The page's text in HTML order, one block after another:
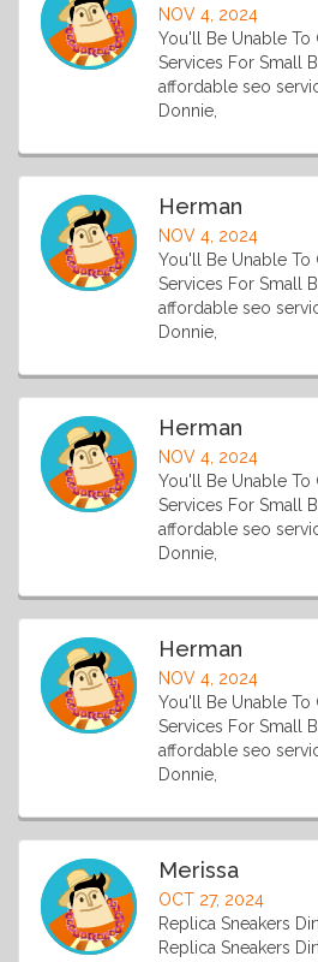
NOV 4, 2024
You'll Be Unable To
Services For Small
affordable seo
Donnie,
Herman
NOV 4, 2024
You'll Be Unable To
Services For Small
affordable seo
Donnie,
Herman
NOV 4, 2024
You'll Be Unable To
Services For Small
affordable seo
Donnie,
Herman
NOV 4, 2024
You'll Be Unable To
Services For Small
affordable seo
Donnie,
Merissa
OCT 27, 2024
Replica Sneakers
Replica Sneakers